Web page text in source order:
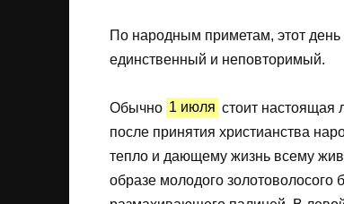
По народным приметам, этот
единственный и неповторимый.
Обычно 1 июля стоит настоящая
после принятия христианства
тепло и дающему жизнь всему
образе молодого